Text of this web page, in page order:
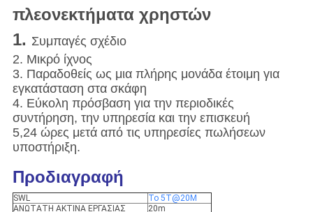
πλεονεκτήματα χρηστών
1. Συμπαγές σχέδιο
2. Μικρό ίχνος
3. Παραδοθείς ως μια πλήρης μονάδα έτοιμη για
εγκατάσταση στα σκάφη
4. Εύκολη πρόσβαση για την περιοδικές
συντήρηση, την υπηρεσία και την επισκευή
5,24 ώρες μετά από τις υπηρεσίες πωλήσεων
υποστήριξη.
Προδιαγραφή
SWL
Το 5T@20M
ΑΝΩΤΑΤΗ ΑΚΤΙΝΑ ΕΡΓΑΣΙΑΣ
20m